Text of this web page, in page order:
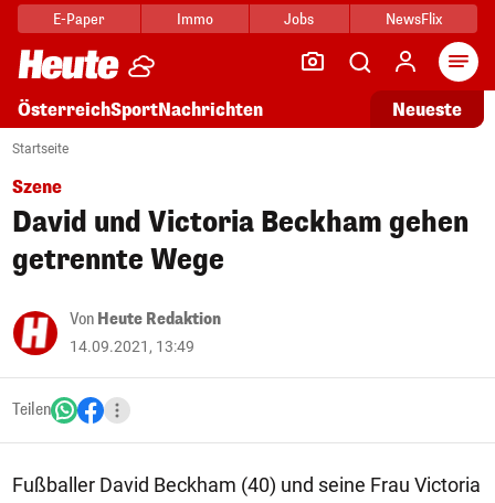
E-Paper Immo Jobs NewsFlix
ÖsterreichSportNachrichten Neueste
Startseite
Szene
David und Victoria Beckham gehen
getrennte Wege
Von Heute Redaktion
14.09.2021, 13:49
Teilen
Fußballer David Beckham (40) und seine Frau Victoria